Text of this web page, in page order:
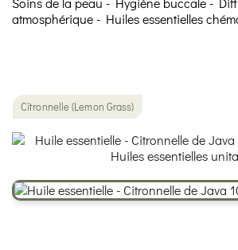
atmosphérique - Huiles essentielles
Citronnelle (Lemon Grass)